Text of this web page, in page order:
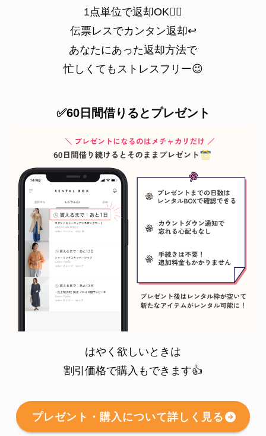
1点単位で返却OK🙆‍♀️
伝票レスでカンタン返却↩️
あなたにあった返却方法で
忙しくてもストレスフリー😉
✅60日間借りるとプレゼント
はやく欲しいときは
割引価格で購入もできます👍
プレゼント・購入について詳しく見る